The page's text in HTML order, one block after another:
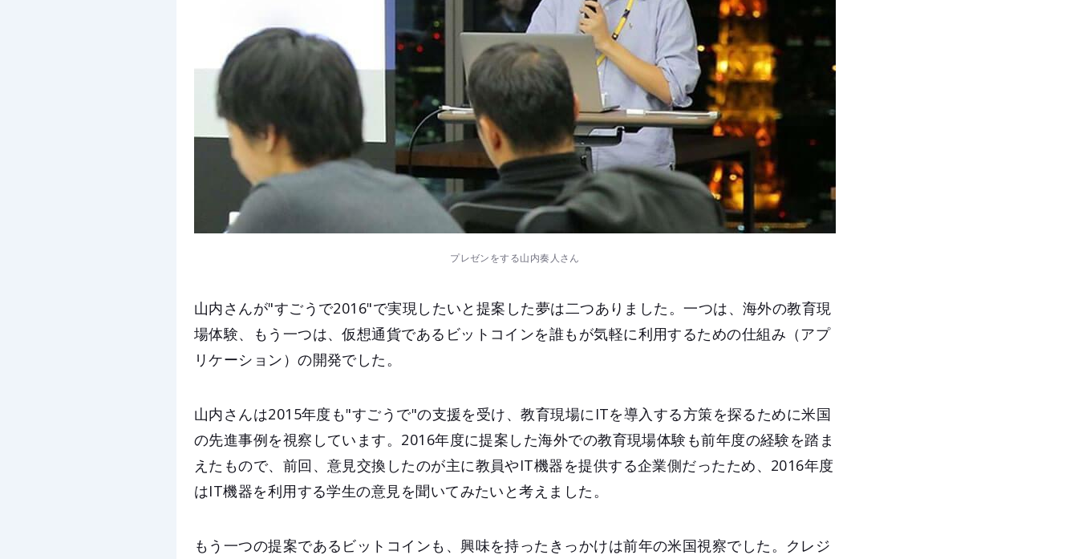
プレゼンをする山内奏人さん
山内さんが"すごうで2016"で実現したいと提案した夢は二つありました。一つは、海外の教育現
場体験、もう一つは、仮想通貨であるビットコインを誰もが気軽に利用するための仕組み（アプ
リケーション）の開発でした。
山内さんは2015年度も"すごうで"の支援を受け、教育現場にITを導入する方策を探るために米国
の先進事例を視察しています。2016年度に提案した海外での教育現場体験も前年度の経験を踏ま
えたもので、前回、意見交換したのが主に教員やIT機器を提供する企業側だったため、2016年度
はIT機器を利用する学生の意見を聞いてみたいと考えました。
もう一つの提案であるビットコインも、興味を持ったきっかけは前年の米国視察でした。クレジ